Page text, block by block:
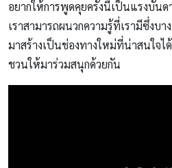
อยากให้การพูดคุยครั้งนี้เป็นแรงบัน
เราสามารถผนวกความรู้ที่เรามีซึ่งบา
มาสร้างเป็นช่องทางใหม่ที่น่าสนใจ
ชวนให้มาร่วมสนุกด้วยกัน